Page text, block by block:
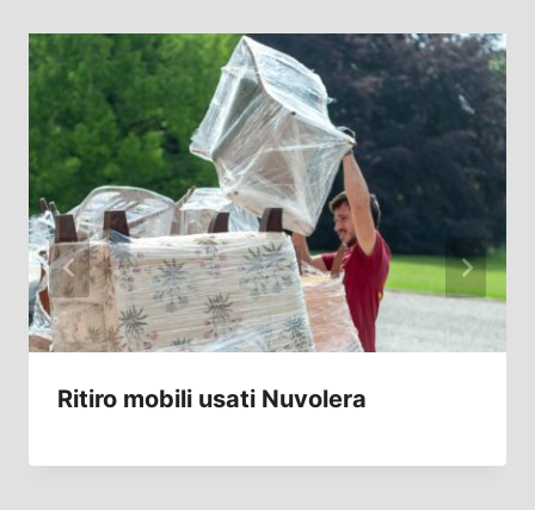
Ritiro mobili usati Nuvolera